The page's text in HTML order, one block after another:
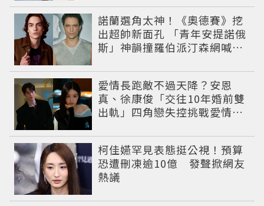
諾蘭選角太神！《奧德賽》挖
出超帥新面孔 「青年安提諾俄
斯」神韻撞羅伯派汀森網喊：
愛情長跑敵不過天降？安恩
真、徐康俊「交往10年婚前雙
出軌」四角戀失控挑戰愛情底
柯佳嬿罕見表態挺公視！預算
恐遭刪凍逾10億 發聲掀網友
熱議